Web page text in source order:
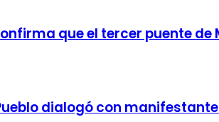
que el tercer puente
dialogó con